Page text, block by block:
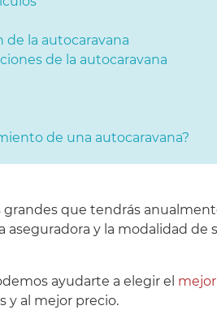
la autocaravana
de la autocaravana
de una autocaravana?
grandes que tendrás
aseguradora y la modalidad de
ayudarte a elegir el
y al mejor precio.